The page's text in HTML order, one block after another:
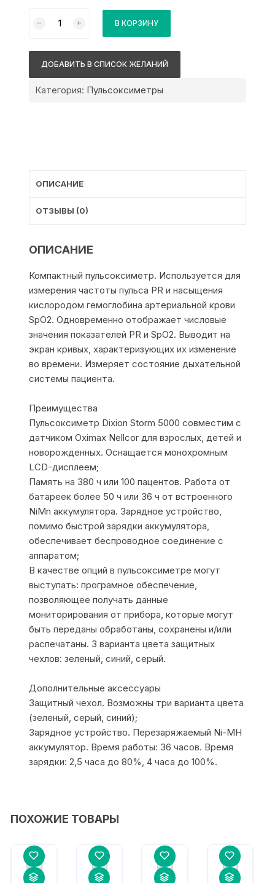
товара
В КОРЗИНУ
ДОБАВИТЬ В СПИСОК ЖЕЛАНИЙ
Категория: Пульсоксиметры
ОПИСАНИЕ
ОТЗЫВЫ (0)
ОПИСАНИЕ
Компактный пульсоксиметр. Используется для
измерения частоты пульса PR и насыщения
кислородом гемоглобина артериальной крови
SpO2. Одновременно отображает числовые
значения показателей PR и SpO2. Выводит на
экран кривых, характеризующих их изменение
во времени. Измеряет состояние дыхательной
системы пациента.
Преимущества
Пульсоксиметр Dixion Storm 5000 совместим с
датчиком Oximax Nellсor для взрослых, детей и
новорожденных. Оснащается монохромным
LCD-дисплеем;
Память на 380 ч или 100 пацентов. Работа от
батареек более 50 ч или 36 ч от встроенного
NiMn аккумулятора. Зарядное устройство,
помимо быстрой зарядки аккумулятора,
обеспечивает беспроводное соединение с
аппаратом;
В качестве опций в пульсоксиметре могут
выступать: програмное обеспечение,
позволяющее получать данные
мониторирования от прибора, которые могут
быть переданы обработаны, сохранены и/или
распечатаны. 3 варианта цвета защитных
чехлов: зеленый, синий, серый.
Дополнительные аксессуары
Защитный чехол. Возможны три варианта цвета
(зеленый, серый, синий);
Зарядное устройство. Перезаряжаемый Ni-MH
аккумулятор. Время работы: 36 часов. Время
зарядки: 2,5 часа до 80%, 4 часа до 100%.
ПОХОЖИЕ ТОВАРЫ